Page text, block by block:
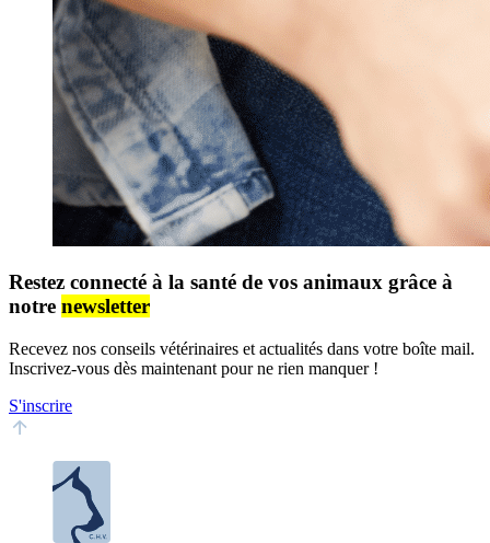
Restez connecté à la santé de vos animaux grâce à
notre newsletter
Recevez nos conseils vétérinaires et actualités dans votre boîte mail.
Inscrivez-vous dès maintenant pour ne rien manquer !
S'inscrire